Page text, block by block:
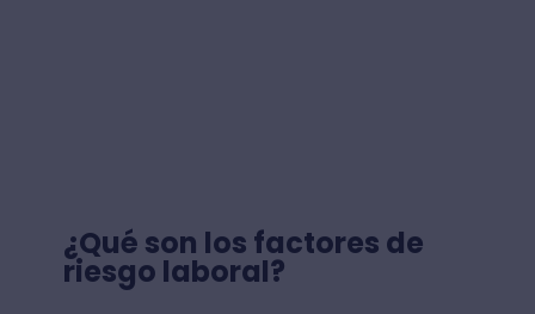
¿Qué son los factores de
riesgo laboral?